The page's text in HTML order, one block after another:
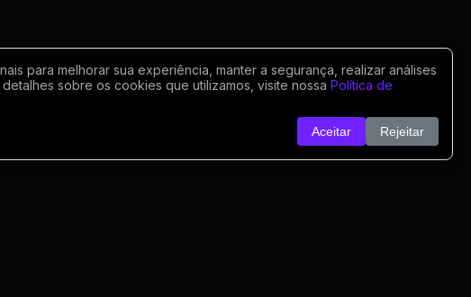
para melhorar sua experiência, manter a segurança, realizar análises
sobre os cookies que utilizamos, visite nossa Política de
Aceitar Rejeitar